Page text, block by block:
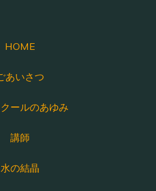
HOME
あいさつ
ールのあゆみ
講師
水の結晶